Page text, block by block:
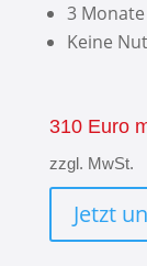
3
Keine
310 Euro
zzgl. MwSt.
Jetzt